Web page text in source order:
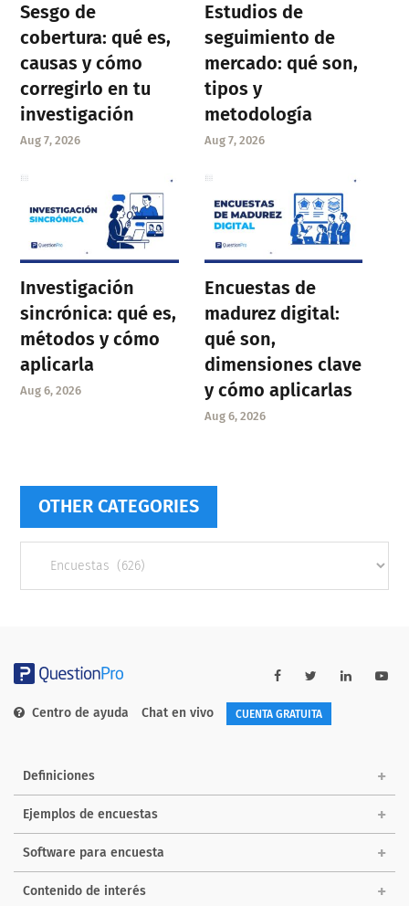
Sesgo de
cobertura: qué es,
causas y cómo
corregirlo en tu
investigación
Aug 7, 2026
Estudios de
seguimiento de
mercado: qué son,
tipos y
metodología
Aug 7, 2026
Investigación
sincrónica: qué es,
métodos y cómo
aplicarla
Aug 6, 2026
Encuestas de
madurez digital:
qué son,
dimensiones clave
y cómo aplicarlas
Aug 6, 2026
OTHER CATEGORIES
categories
Centro de ayuda Chat en vivo CUENTA GRATUITA
Definiciones
Ejemplos de encuestas
Software para encuesta
Contenido de interés